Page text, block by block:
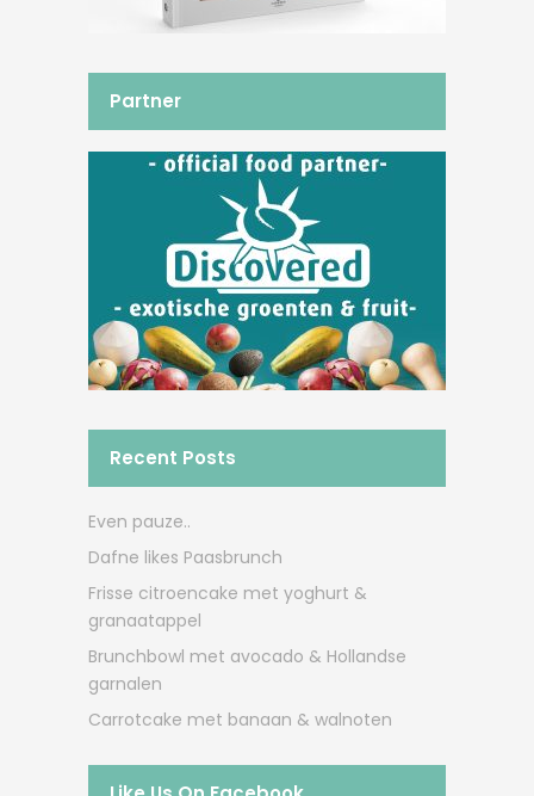
Partner
Recent Posts
Even pauze..
Dafne likes Paasbrunch
Frisse citroencake met yoghurt &
granaatappel
Brunchbowl met avocado & Hollandse
garnalen
Carrotcake met banaan & walnoten